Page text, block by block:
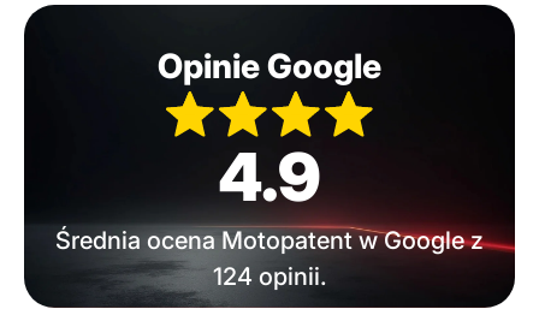
Opinie Google
4.9
Średnia ocena Motopatent w Google z
124 opinii.